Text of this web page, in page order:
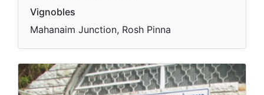
Vignobles
Mahanaim Junction, Rosh Pinna